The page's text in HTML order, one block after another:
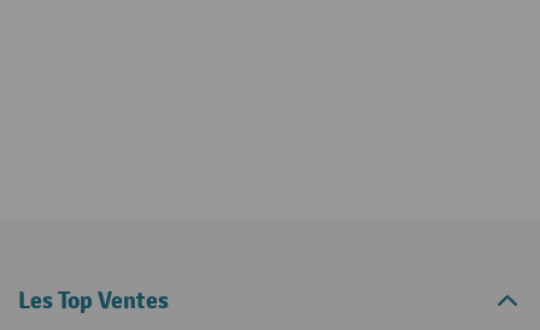
Les Top Ventes